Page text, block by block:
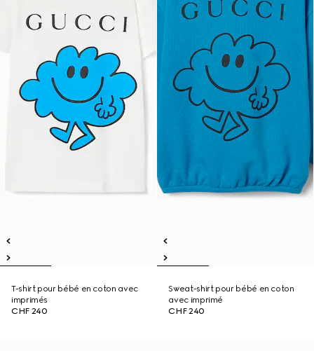
T-shirt pour bébé en coton avec
imprimés
CHF 240
Sweat-shirt pour bébé en coton
avec imprimé
CHF 240